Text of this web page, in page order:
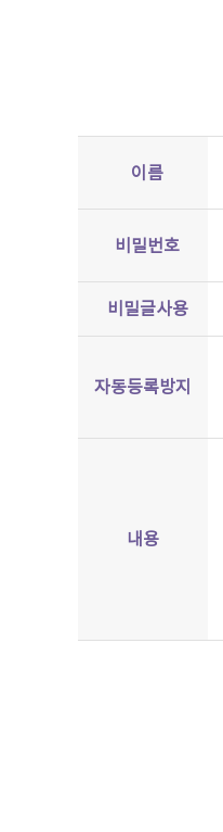
이름
비밀번호
비밀글사용
자동등록방지
내용